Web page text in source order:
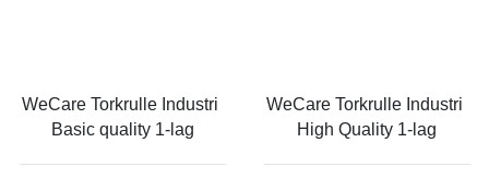
WeCare Torkrulle Industri
Basic quality 1-lag
WeCare Torkrulle Industri
High Quality 1-lag